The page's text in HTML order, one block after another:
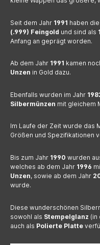
Seit dem Jahr 1991 haben
(.999) Feingold und sind als
Anfang an geprägt worden.
Ab dem Jahr 1991 kamen
Unzen in Gold dazu.
Ebenfalls wurden im Jahr
Silbermünzen mit gleichem
Im Laufe der Zeit wurde das
Größen und Spezifikationen
Bis zum Jahr 1990 wurden
welches ab dem Jahr 1996
Unzen, sowie ab dem Jahr
wurde.
Diese wunderschönen
sowohl als Stempelglanz (in
auch als Polierte Platte